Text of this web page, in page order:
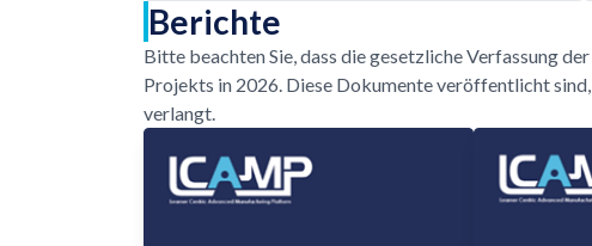
Berichte
Bitte beachten Sie, dass die gesetzliche Verfassung
Projekts in 2026. Diese Dokumente veröffentlicht
verlangt.